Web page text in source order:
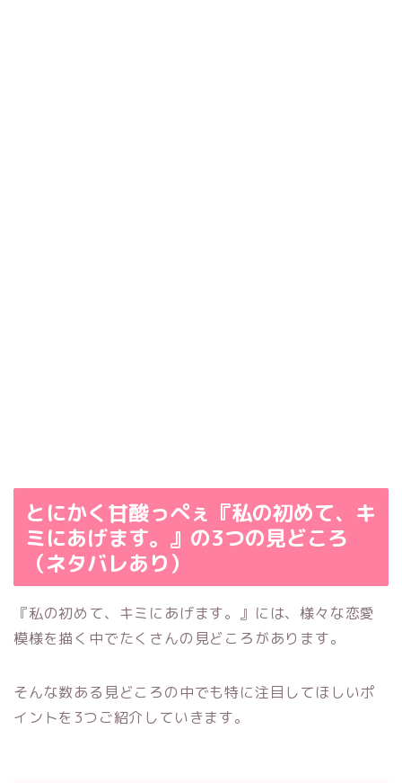
とにかく甘酸っぺぇ『私の初めて、キ
ミにあげます。』の3つの見どころ
（ネタバレあり）
『私の初めて、キミにあげます。』には、様々な恋愛
模様を描く中でたくさんの見どころがあります。
そんな数ある見どころの中でも特に注目してほしいポ
イントを3つご紹介していきます。